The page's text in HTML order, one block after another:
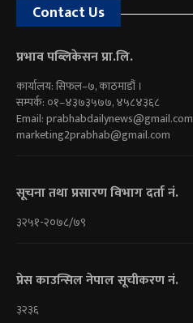
Contact Us
प्रभाव पब्लिकेसन प्रा.लि.
कार्यालय: सिफल–७, काठमाडौं ।
सम्पर्क: ०१–४३७३५७७, ४५८४३६८
Email:prabhabdailynews@gmail.com
marketing2prabhab@gmail.com
सूचना तथा प्रसारण विभाग दर्ता नं.
३२५१-२०७८/७९
प्रेस काउन्सिल नेपाल सूचीकरण नं.
३२३६